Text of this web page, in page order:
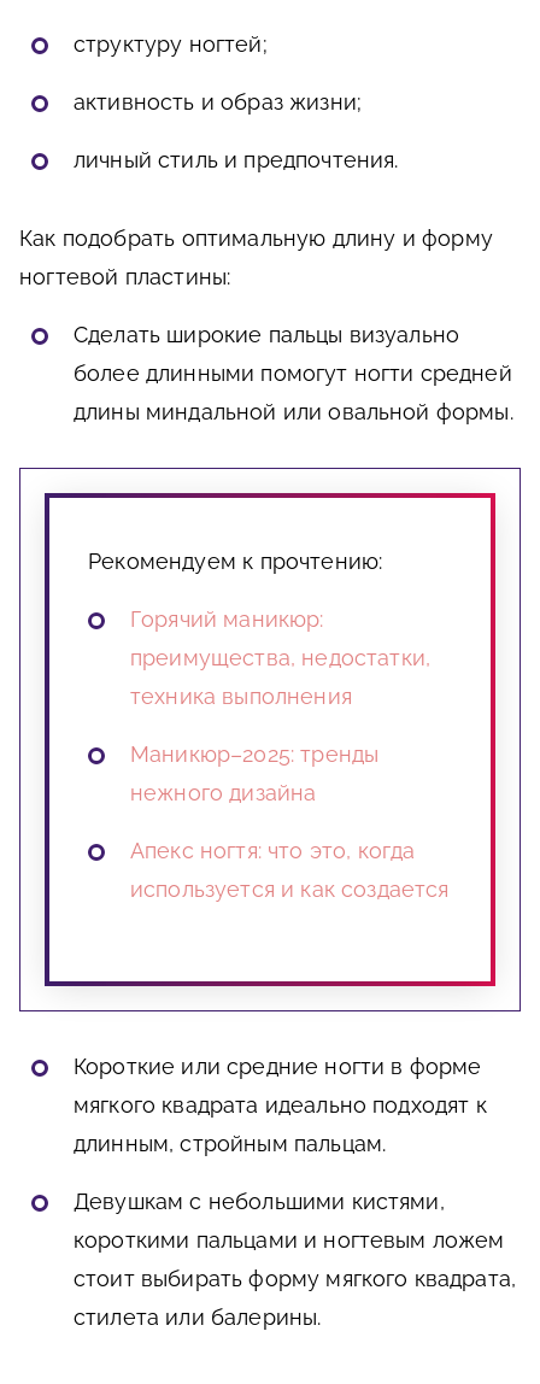
структуру ногтей;
активность и образ жизни;
личный стиль и предпочтения.
Как подобрать оптимальную длину и форму
ногтевой пластины:
Сделать широкие пальцы визуально
более длинными помогут ногти средней
длины миндальной или овальной формы.
Рекомендуем к прочтению:
Горячий маникюр:
преимущества, недостатки,
техника выполнения
Маникюр–2025: тренды
нежного дизайна
Апекс ногтя: что это, когда
используется и как создается
Короткие или средние ногти в форме
мягкого квадрата идеально подходят к
длинным, стройным пальцам.
Девушкам с небольшими кистями,
короткими пальцами и ногтевым ложем
стоит выбирать форму мягкого квадрата,
стилета или балерины.